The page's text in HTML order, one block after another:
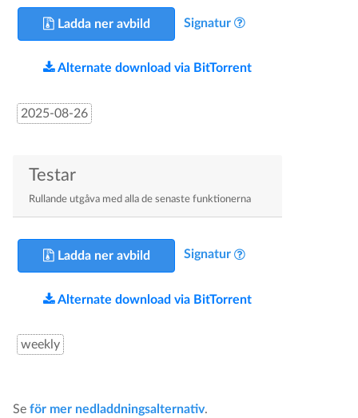
Ladda ner avbild Signatur
Alternate download via BitTorrent
2025-08-26
Testar
Rullande utgåva med alla de senaste funktionerna
Ladda ner avbild Signatur
Alternate download via BitTorrent
weekly
Se för mer nedladdningsalternativ.